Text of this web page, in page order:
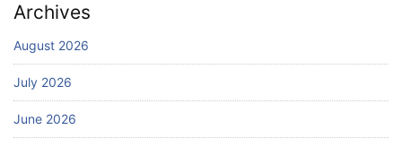
Archives
August 2026
July 2026
June 2026